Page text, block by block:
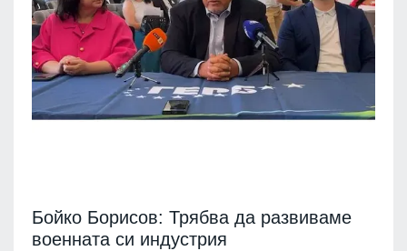
Бойко Борисов: Трябва да развиваме
военната си индустрия